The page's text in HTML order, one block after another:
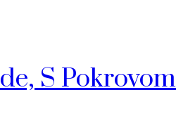
S Pokrovom